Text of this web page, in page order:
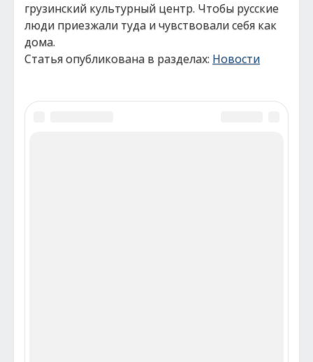
грузинский культурный центр. Чтобы русские
люди приезжали туда и чувствовали себя как
дома.
Статья опубликована в разделах: Новости